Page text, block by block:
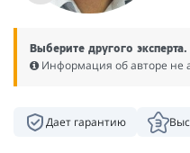
Выберите другого эксперта.
Информация об авторе не
Дает гарантию